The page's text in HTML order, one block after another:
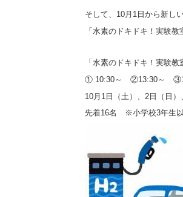
そして、10月1日から新し
「水素のドキドキ！実験教
「水素のドキドキ！実験教
① 10:30～ ②13:30～
10月1日（土）、2日（日）
先着16名 ※小学校3年生